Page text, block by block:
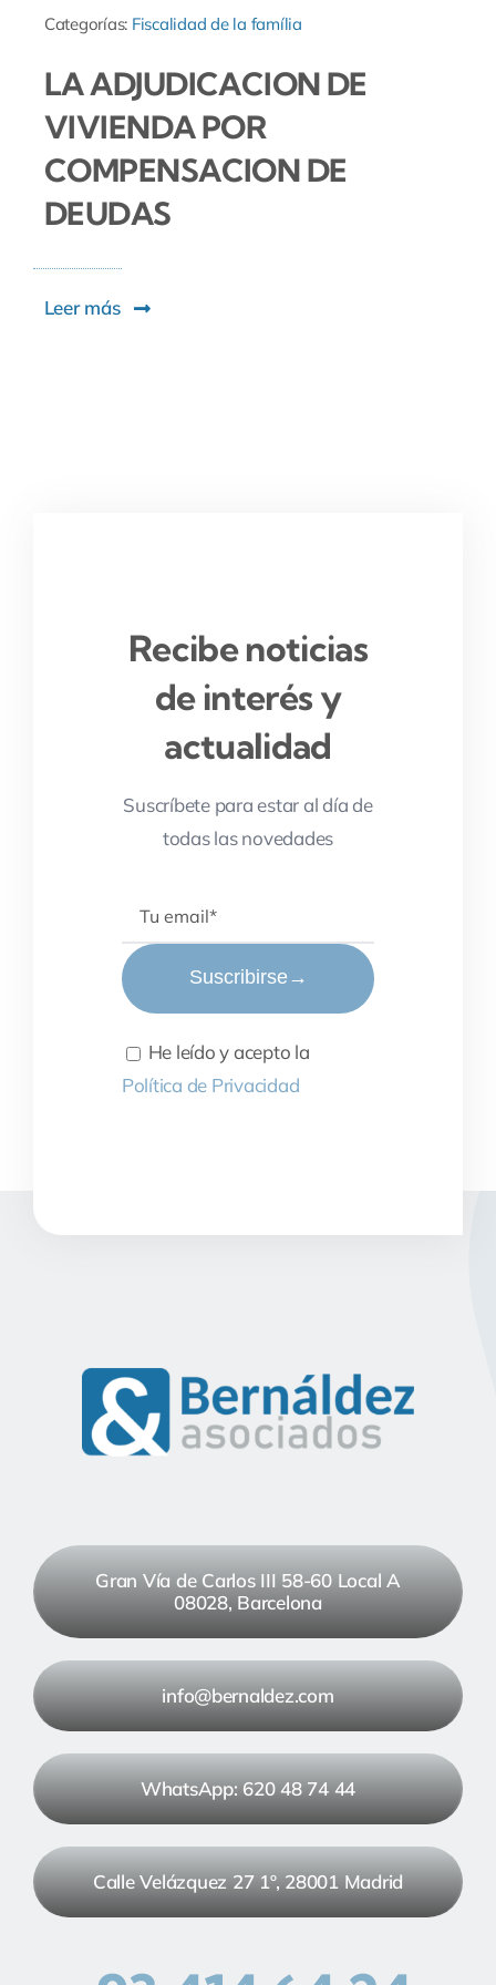
Categorías: Fiscalidad de la família
LA ADJUDICACION DE
VIVIENDA POR
COMPENSACION DE
DEUDAS
Leer más
Recibe noticias
de interés y
actualidad
Suscríbete para estar al día de
todas las novedades
Suscribirse→
He leído y acepto la
Política de Privacidad
Gran Vía de Carlos III 58-60 Local A
08028, Barcelona
info@bernaldez.com
WhatsApp: 620 48 74 44
Calle Velázquez 27 1º, 28001 Madrid